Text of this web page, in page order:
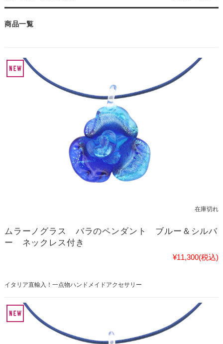
商品一覧
在庫切れ
ムラーノグラス バラのペンダント ブルー＆シルバ
ー ネックレス付き
¥11,300(税込)
イタリア直輸入！一点物ハンドメイドアクセサリー